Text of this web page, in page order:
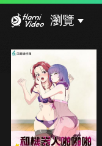
瀏覽